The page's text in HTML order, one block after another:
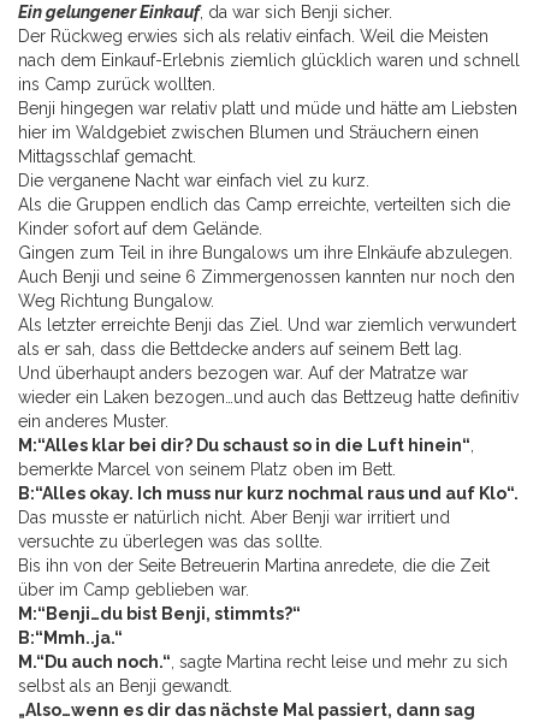
Ein gelungener Einkauf, da war sich Benji sicher.
Der Rückweg erwies sich als relativ einfach. Weil die Meisten
nach dem Einkauf-Erlebnis ziemlich glücklich waren und schnell
ins Camp zurück wollten.
Benji hingegen war relativ platt und müde und hätte am Liebsten
hier im Waldgebiet zwischen Blumen und Sträuchern einen
Mittagsschlaf gemacht.
Die verganene Nacht war einfach viel zu kurz.
Als die Gruppen endlich das Camp erreichte, verteilten sich die
Kinder sofort auf dem Gelände.
Gingen zum Teil in ihre Bungalows um ihre EInkäufe abzulegen.
Auch Benji und seine 6 Zimmergenossen kannten nur noch den
Weg Richtung Bungalow.
Als letzter erreichte Benji das Ziel. Und war ziemlich verwundert
als er sah, dass die Bettdecke anders auf seinem Bett lag.
Und überhaupt anders bezogen war. Auf der Matratze war
wieder ein Laken bezogen…und auch das Bettzeug hatte definitiv
ein anderes Muster.
M:“Alles klar bei dir? Du schaust so in die Luft hinein“,
bemerkte Marcel von seinem Platz oben im Bett.
B:“Alles okay. Ich muss nur kurz nochmal raus und auf Klo“.
Das musste er natürlich nicht. Aber Benji war irritiert und
versuchte zu überlegen was das sollte.
Bis ihn von der Seite Betreuerin Martina anredete, die die Zeit
über im Camp geblieben war.
M:“Benji…du bist Benji, stimmts?“
B:“Mmh..ja.“
M.“Du auch noch.“, sagte Martina recht leise und mehr zu sich
selbst als an Benji gewandt.
„Also…wenn es dir das nächste Mal passiert, dann sag